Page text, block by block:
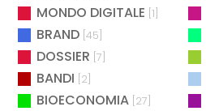
MONDO DIGITALE [1]
BRAND [45]
DOSSIER [7]
BANDI [2]
BIOECONOMIA [27]